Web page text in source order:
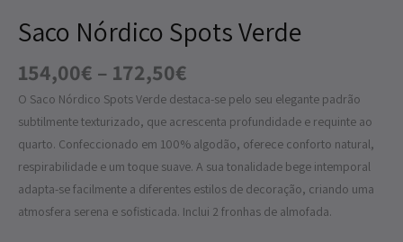
Saco Nórdico Spots Verde
154,00€ – 172,50€
O Saco Nórdico Spots Verde destaca-se pelo seu elegante padrão
subtilmente texturizado, que acrescenta profundidade e requinte ao
quarto. Confeccionado em 100% algodão, oferece conforto natural,
respirabilidade e um toque suave. A sua tonalidade bege intemporal
adapta-se facilmente a diferentes estilos de decoração, criando uma
atmosfera serena e sofisticada. Inclui 2 fronhas de almofada.